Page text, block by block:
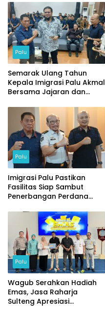
Palu
Semarak Ulang Tahun
Kepala Imigrasi Palu Akmal
Bersama Jajaran dan
Palu
Imigrasi Palu Pastikan
Fasilitas Siap Sambut
Penerbangan Perdana
Palu
Wagub Serahkan Hadiah
Emas, Jasa Raharja
Sulteng Apresiasi